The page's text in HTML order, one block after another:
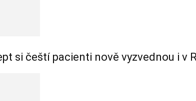
si čeští pacienti nově vyzvednou i v